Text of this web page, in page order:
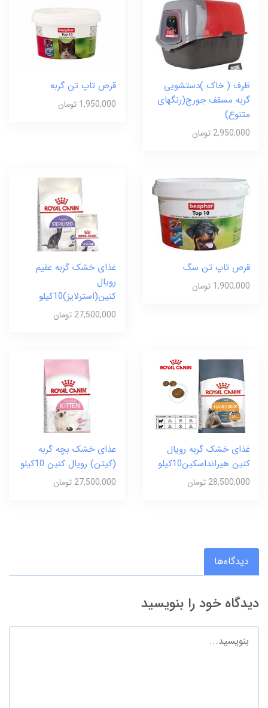
ظرف ( خاک )دستشویی
گربه مسقف جورج(رنگهای
متنوع)
2,950,000 تومان
قرص تاپ تن گربه
1,950,000 تومان
قرص تاپ تن سگ
1,900,000 تومان
غذای خشک گربه عقیم
رویال
کنین(استرلایز)10کیلو
27,500,000 تومان
غذای خشک گربه رویال
کنین هیرانداسکین10کیلو
28,500,000 تومان
عذای خشک بچه گربه
(کیتن) رویال کنین 10کیلو
27,500,000 تومان
دیدگاه‌ها
دیدگاه خود را بنویسید